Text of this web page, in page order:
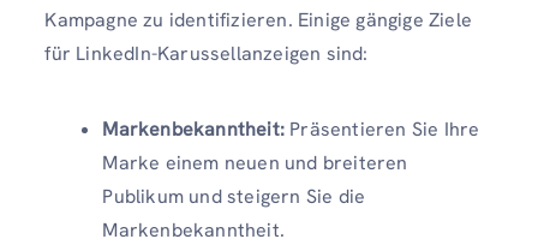
Kampagne zu identifizieren. Einige gängige Ziele
für LinkedIn-Karussellanzeigen sind:
Markenbekanntheit: Präsentieren Sie Ihre
Marke einem neuen und breiteren
Publikum und steigern Sie die
Markenbekanntheit.